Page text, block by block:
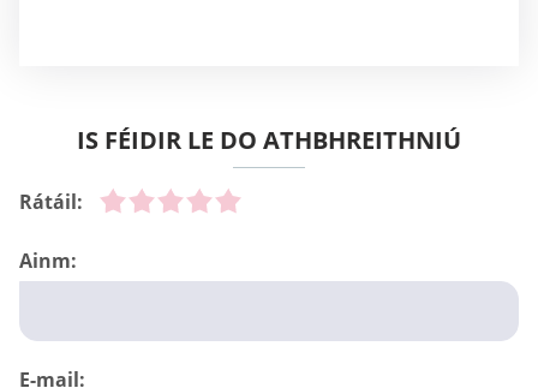
IS FÉIDIR LE DO ATHBHREITHNIÚ
Rátáil:
Ainm:
E-mail: